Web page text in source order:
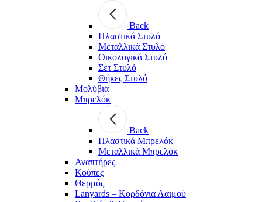
Back
Πλαστικά Στυλό
Μεταλλικά Στυλό
Οικολογικά Στυλό
Σετ Στυλό
Θήκες Στυλό
Μολύβια
Μπρελόκ
Back
Πλαστικά Μπρελόκ
Μεταλλικά Μπρελόκ
Αναπτήρες
Κούπες
Θερμός
Lanyards – Kορδόνια Λαιμού